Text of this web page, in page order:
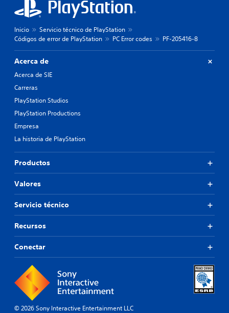
Inicio
Servicio técnico de PlayStation
Códigos de error de PlayStation
PC Error codes PF-205416-8
Acerca de
Acerca de SIE
Carreras
PlayStation Studios
PlayStation Productions
Empresa
La historia de PlayStation
Productos
Valores
Servicio técnico
Recursos
Conectar
© 2026 Sony Interactive Entertainment LLC